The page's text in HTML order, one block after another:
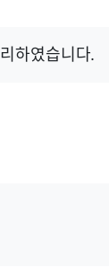
하였습니다.